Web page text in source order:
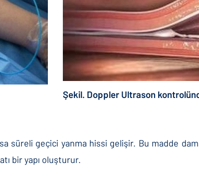
Şekil. Doppler Ultrason
süreli geçici yanma hissi gelişir. Bu madde
bir yapı oluşturur.